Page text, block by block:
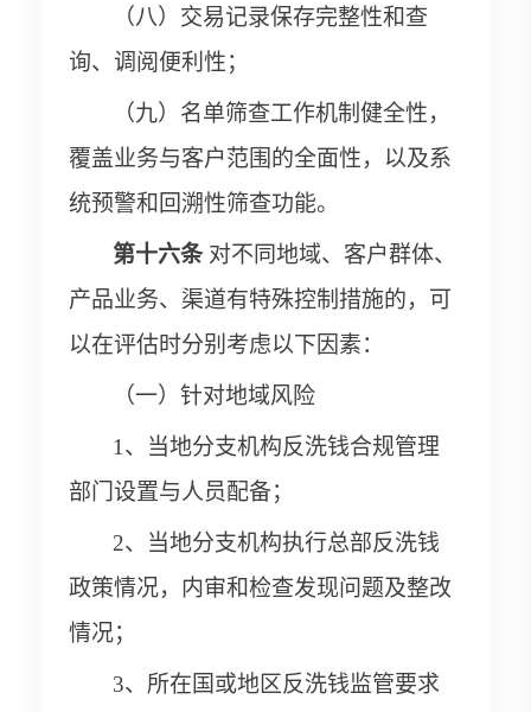
（八）交易记录保存完整性和查
询、调阅便利性；
（九）名单筛查工作机制健全性，
覆盖业务与客户范围的全面性，以及系
统预警和回溯性筛查功能。
第十六条 对不同地域、客户群体、
产品业务、渠道有特殊控制措施的，可
以在评估时分别考虑以下因素：
（一）针对地域风险
1、当地分支机构反洗钱合规管理
部门设置与人员配备；
2、当地分支机构执行总部反洗钱
政策情况，内审和检查发现问题及整改
情况；
3、所在国或地区反洗钱监管要求